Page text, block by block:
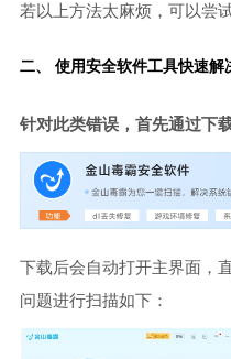
若以上方法太麻烦，可以尝
二、 使用安全软件工具快速解
针对此类错误，首先通过下
下载后会自动打开主界面，
问题进行扫描如下：